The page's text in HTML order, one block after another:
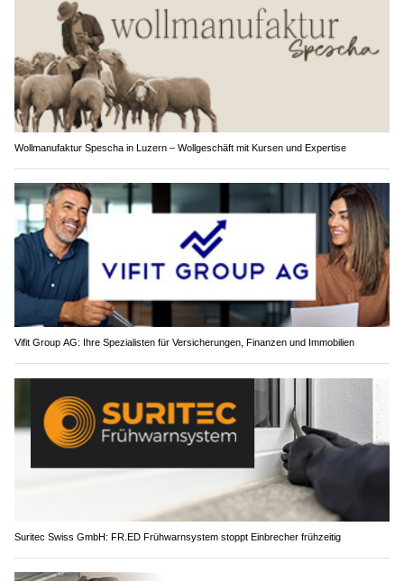
Wollmanufaktur Spescha in Luzern – Wollgeschäft mit Kursen und Expertise
Vifit Group AG: Ihre Spezialisten für Versicherungen, Finanzen und Immobilien
Suritec Swiss GmbH: FR.ED Frühwarnsystem stoppt Einbrecher frühzeitig